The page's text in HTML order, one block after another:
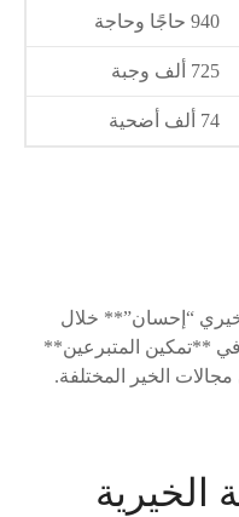
940 حاجًا وحاجة
725 ألف وجبة
74 ألف أضحية
“إحسان”** خلال
لهذا العام 1446هـ، في **تمكين المتبرعين**
الخير المختلفة.
الخيرية